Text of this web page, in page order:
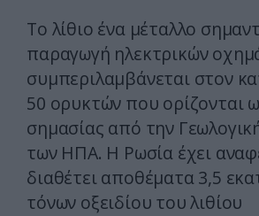
Το λίθιο ένα μέταλλο
παραγωγή ηλεκτρικών
συμπεριλαμβάνεται στον
50 ορυκτών που ορίζονται
σημασίας από την
των ΗΠΑ. Η Ρωσία έχει
διαθέτει αποθέματα 3,5
τόνων οξειδίου του λιθίου